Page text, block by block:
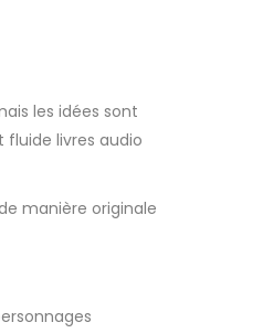
les idées sont
fluide livres audio
manière originale